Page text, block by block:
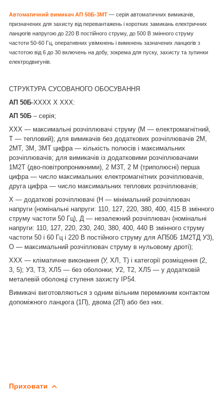
Автоматичний вимикач АП 50Б-3МТ — серія автоматичних вимикачів,
призначених для захисту від перевантажень і коротких замикань електричних
ланцюгів напругою до 220 В постійного струму, до 500 В змінного струму
частоти 50-60 Гц, оперативних увімкнень і вимкнень зазначених ланцюгів з
частотою від 6 до 30 включень на добу, зокрема для пуску, захисту та зупинки
електродвигунів.
СТРУКТУРА СУСОВАНОГО ОБОСУВАННЯ
АП 50Б-ХХХХ Х ХХХ:
АП 50Б – серія;
XXХ — максимальні розчіплювачі струму (М — електромагнітний,
Т — тепловий); для вимикачів без додаткових розчіплювачів 2М,
2МТ, 3М, 3МТ цифра — кількість полюсів і максимальних
розчіплювачів; для вимикачів із додатковими розчіплювачами
1М2Т (дво-повітропроникними), 2 М3Т, 2 М (триполюсні) перша
цифра — число максимальних електромагнітних розчіплювачів,
друга цифра — число максимальних теплових розчіплювачів;
Х — додаткові розчіплювачі (Н — мінімальний розчіплювач
напруги (номінальні напруги: 110, 127, 220, 380, 400, 415 В змінного
струму частоти 50 Гц), Д — незалежний розчіплювач (номінальні
напруги: 110, 127, 220, 230, 240, 380, 400, 440 В змінного струму
частоти 50 і 60 Гц і 220 В постійного струму для АП50Б 1М2ТД У3),
О — максимальний розчіплювач струму в нульовому дроті);
XXХ — кліматичне виконання (У, ХЛ, Т) і категорії розміщення (2,
3, 5); У3, Т3, ХЛ5 — без оболонки; У2, Т2, ХЛ5 — у додатковій
металевій оболонці ступеня захисту IP54.
Вимикачі виготовляються з одним вільним перемикним контактом
допоміжного ланцюга (1П), двома (2П) або без них.
Приховати